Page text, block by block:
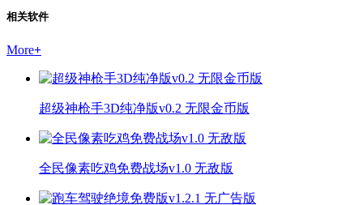
相关软件
More+
超级神枪手3D纯净版v0.2 无限金币版
全民像素吃鸡免费战场v1.0 无敌版